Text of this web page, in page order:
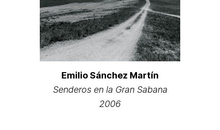
Emilio Sánchez Martín
Senderos en la Gran Sabana
2006